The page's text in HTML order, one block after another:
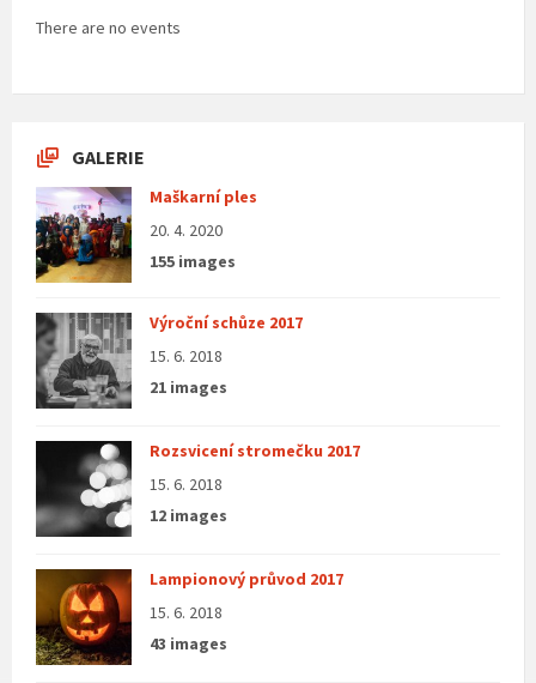
There are no events
GALERIE
Maškarní ples
20. 4. 2020
155 images
Výroční schůze 2017
15. 6. 2018
21 images
Rozsvicení stromečku 2017
15. 6. 2018
12 images
Lampionový průvod 2017
15. 6. 2018
43 images